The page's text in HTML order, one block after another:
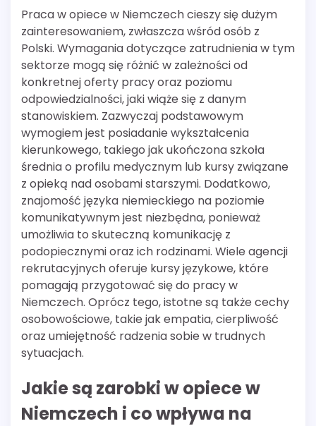
Praca w opiece w Niemczech cieszy się dużym
zainteresowaniem, zwłaszcza wśród osób z
Polski. Wymagania dotyczące zatrudnienia w tym
sektorze mogą się różnić w zależności od
konkretnej oferty pracy oraz poziomu
odpowiedzialności, jaki wiąże się z danym
stanowiskiem. Zazwyczaj podstawowym
wymogiem jest posiadanie wykształcenia
kierunkowego, takiego jak ukończona szkoła
średnia o profilu medycznym lub kursy związane
z opieką nad osobami starszymi. Dodatkowo,
znajomość języka niemieckiego na poziomie
komunikatywnym jest niezbędna, ponieważ
umożliwia to skuteczną komunikację z
podopiecznymi oraz ich rodzinami. Wiele agencji
rekrutacyjnych oferuje kursy językowe, które
pomagają przygotować się do pracy w
Niemczech. Oprócz tego, istotne są także cechy
osobowościowe, takie jak empatia, cierpliwość
oraz umiejętność radzenia sobie w trudnych
sytuacjach.
Jakie są zarobki w opiece w
Niemczech i co wpływa na